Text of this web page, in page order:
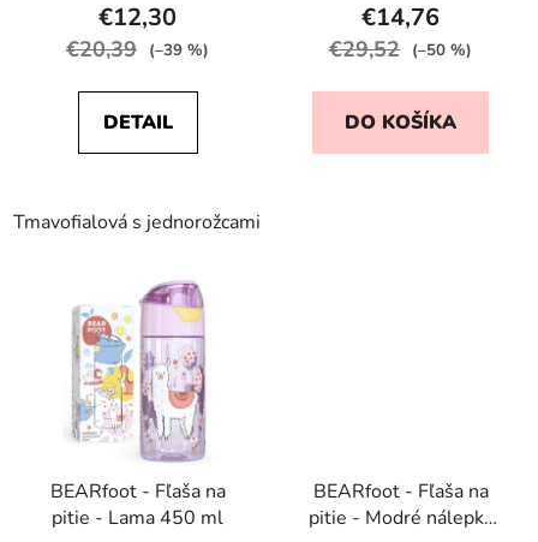
€12,30
€20,39 (–39 %)
DETAIL
Tmavofialová s jednorožcami
€14,76
€29,52 (–50 %)
DO KOŠÍKA
BEARfoot - Fľaša na
pitie - Lama 450 ml
BEARfoot - Fľaša na
pitie - Modré nálepky